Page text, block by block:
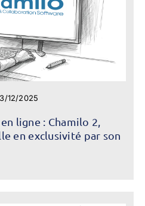
12/2025
ligne : Chamilo 2,
en exclusivité par son